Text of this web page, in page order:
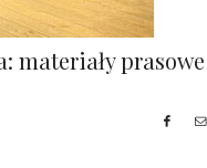
materiały prasowe